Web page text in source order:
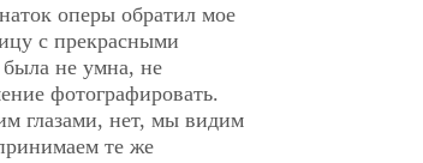
оперы обратил мое
с прекрасными
не умна, не
фотографировать.
глазами, нет, мы видим
те же